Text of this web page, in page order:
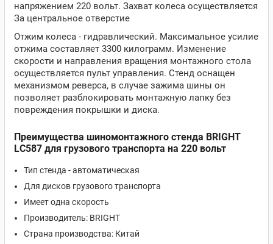
напряжением 220 вольт. Захват колеса осуществляется
За центральное отверстие
Отжим колеса - гидравлический. Максимальное усилие
отжима составляет 3300 килограмм. Изменение
скорости и направления вращения монтажного стола
осуществляется пульт управления. Стенд оснащен
механизмом реверса, в случае зажима шины он
позволяет разблокировать монтажную лапку без
повреждения покрышки и диска.
Преимущества шиномонтажного стенда BRIGHT
LC587 для грузового транспорта на 220 вольт
Тип стенда - автоматическая
Для дисков грузового транспорта
Имеет одна скорость
Производитель: BRIGHT
Страна производства: Китай